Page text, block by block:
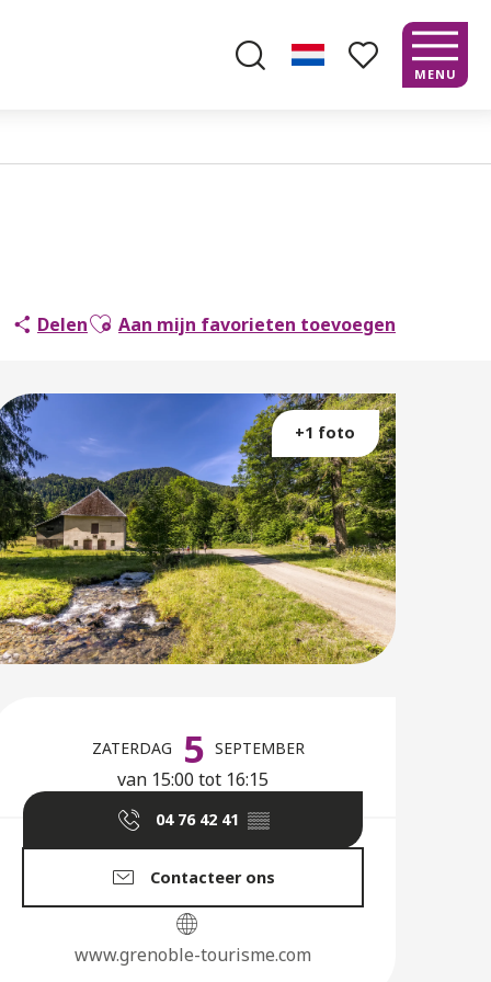
MENU
DelenAjouter aux favoris
Aan mijn favorieten toevoegen
+1 foto
en
ZATERDAG 5 SEPTEMBER
van 15:00 tot 16:15
04 76 42 41 ▒▒
Contacteer ons
www.grenoble-tourisme.com